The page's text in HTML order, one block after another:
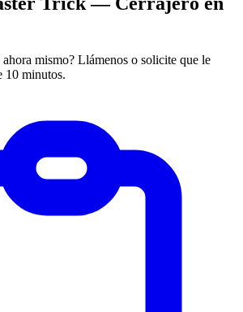
mismo? Llámenos o solicite que le
10 minutos.